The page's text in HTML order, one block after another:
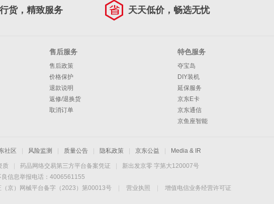
货，精致服务 天天低价，畅选无忧
售后服务
售后政策
价格保护
退款说明
返修/退换货
取消订单
特色服务
夺宝岛
DIY装机
延保服务
京东E卡
京东通信
京鱼座智能
社区 风险监测 质量公告 隐私政策 京东公益 Media & IR
质 药品网络交易第三方平台备案凭证
新出发京零 字第大120007号
良信息举报电话：4006561155
（京）网械平台备字（2023）第00013号 营业执照
增值电信业务经营许可证